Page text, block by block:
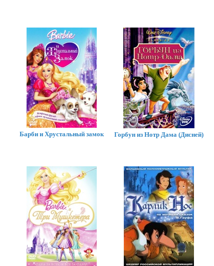
Барби и Хрустальный замок Горбун из Нотр Дама (Дисней)